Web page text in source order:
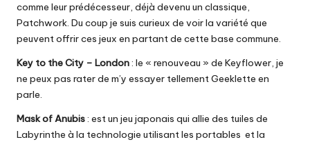
comme leur prédécesseur, déjà devenu un classique,
Patchwork. Du coup je suis curieux de voir la variété que
peuvent offrir ces jeux en partant de cette base commune.
Key to the City – London: le « renouveau » de Keyflower, je
ne peux pas rater de m’y essayer tellement Geeklette en
parle.
Mask of Anubis: est un jeu japonais qui allie des tuiles de
Labyrinthe à la technologie utilisant les portables et la